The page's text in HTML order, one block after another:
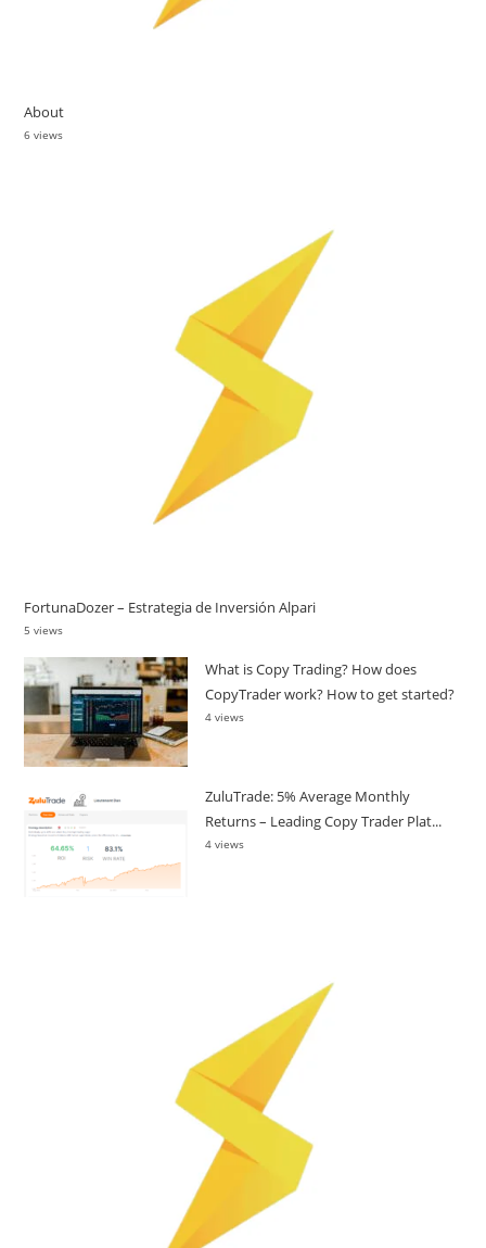
About
6 views
FortunaDozer – Estrategia de Inversión Alpari
5 views
What is Copy Trading? How does
CopyTrader work? How to get started?
4 views
ZuluTrade: 5% Average Monthly
Returns – Leading Copy Trader Plat...
4 views